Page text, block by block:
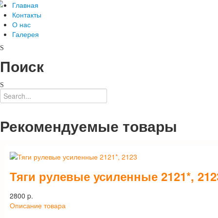
Главная
Контакты
О нас
Галерея
Поиск
Рекомендуемые товары
Тяги рулевые усиленные 2121*,
2800 p.
Описание товара